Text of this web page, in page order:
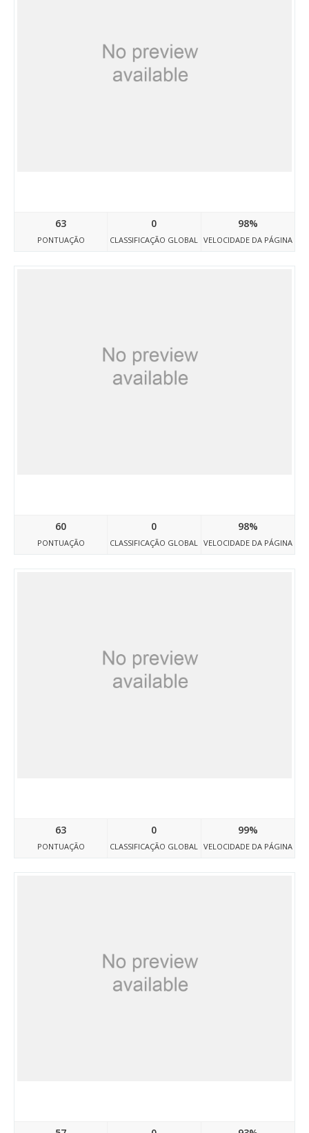
63
PONTUAÇÃO
0
CLASSIFICAÇÃO GLOBAL
98%
VELOCIDADE DA PÁGINA
60
PONTUAÇÃO
0
CLASSIFICAÇÃO GLOBAL
98%
VELOCIDADE DA PÁGINA
63
PONTUAÇÃO
0
CLASSIFICAÇÃO GLOBAL
99%
VELOCIDADE DA PÁGINA